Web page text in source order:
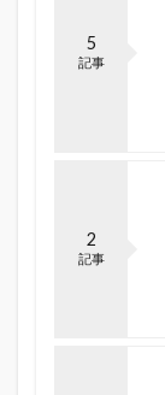
5
記事
2
記事